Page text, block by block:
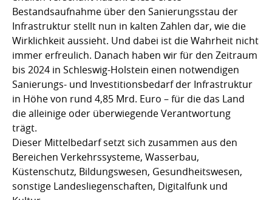
Bestandsaufnahme über den Sanierungsstau der
Infrastruktur stellt nun in kalten Zahlen dar, wie die
Wirklichkeit aussieht. Und dabei ist die Wahrheit nicht
immer erfreulich. Danach haben wir für den Zeitraum
bis 2024 in Schleswig-Holstein einen notwendigen
Sanierungs- und Investitionsbedarf der Infrastruktur
in Höhe von rund 4,85 Mrd. Euro – für die das Land
die alleinige oder überwiegende Verantwortung
trägt.
Dieser Mittelbedarf setzt sich zusammen aus den
Bereichen Verkehrssysteme, Wasserbau,
Küstenschutz, Bildungswesen, Gesundheitswesen,
sonstige Landesliegenschaften, Digitalfunk und